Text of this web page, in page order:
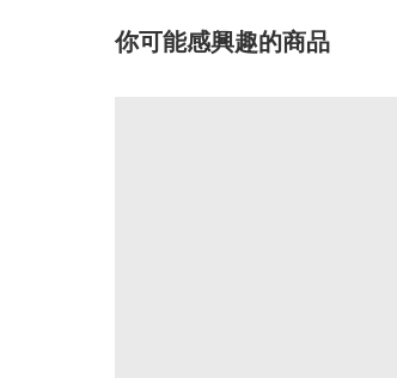
你可能感興趣的商品